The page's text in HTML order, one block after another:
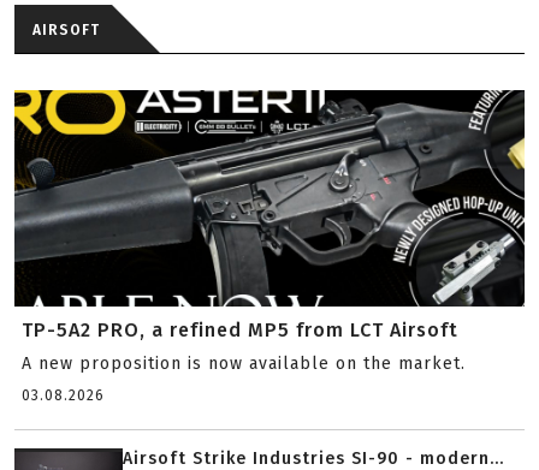
AIRSOFT
TP-5A2 PRO, a refined MP5 from LCT Airsoft
A new proposition is now available on the market.
03.08.2026
Airsoft Strike Industries SI-90 - modern...